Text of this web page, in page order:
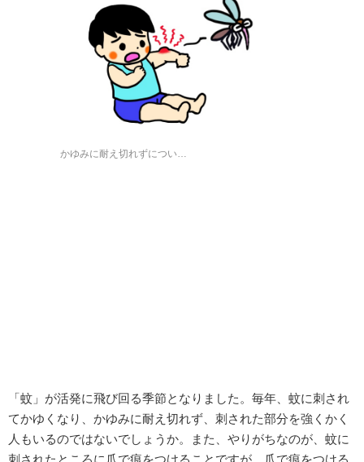
かゆみに耐え切れずについ…
「蚊」が活発に飛び回る季節となりました。毎年、蚊に刺され
てかゆくなり、かゆみに耐え切れず、刺された部分を強くかく
人もいるのではないでしょうか。また、やりがちなのが、蚊に